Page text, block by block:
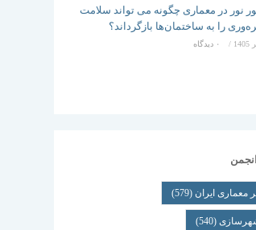
نور در معماری چگونه می تواند سلامت
را به ساختمان‌ها بازگرداند؟
/ ۰ دیدگاه
معماری ایران (579)
(540)